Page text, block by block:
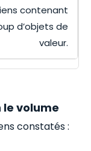
contenant
d’objets de
valeur.
volume
constatés :